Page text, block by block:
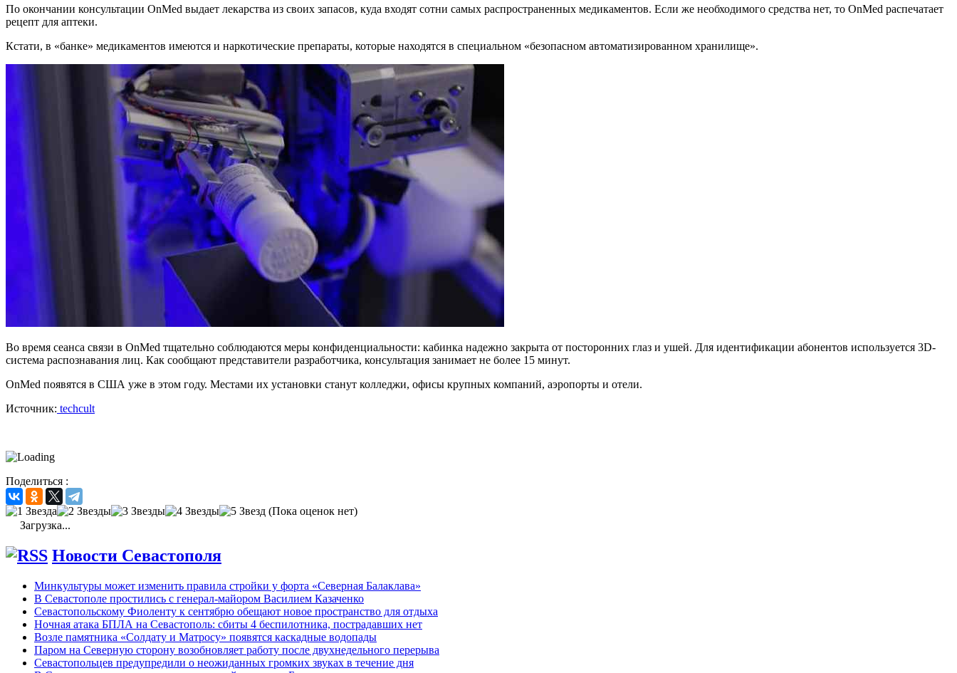
По окончании консультации OnMed выдает лекарства из своих запасов, куда входят сотни самых распространенных медикаментов. Если же необходимого средства нет, то OnMed распечатает
рецепт для аптеки.
Кстати, в «банке» медикаментов имеются и наркотические препараты, которые находятся в специальном «безопасном автоматизированном хранилище».
Во время сеанса связи в OnMed тщательно соблюдаются меры конфиденциальности: кабинка надежно закрыта от посторонних глаз и ушей. Для идентификации абонентов используется 3D-
система распознавания лиц. Как сообщают представители разработчика, консультация занимает не более 15 минут.
OnMed появятся в США уже в этом году. Местами их установки станут колледжи, офисы крупных компаний, аэропорты и отели.
Источник: techcult
Поделиться :
(Пока оценок нет)
Загрузка...
Новости Севастополя
Минкультуры может изменить правила стройки у форта «Северная Балаклава»
В Севастополе простились с генерал-майором Василием Казаченко
Севастопольскому Фиоленту к сентябрю обещают новое пространство для отдыха
Ночная атака БПЛА на Севастополь: сбиты 4 беспилотника, пострадавших нет
Возле памятника «Солдату и Матросу» появятся каскадные водопады
Паром на Северную сторону возобновляет работу после двухнедельного перерыва
Севастопольцев предупредили о неожиданных громких звуках в течение дня